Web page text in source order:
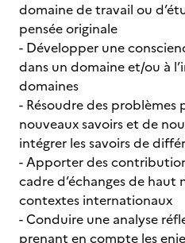
domaine de travail ou
pensée originale
- Développer une
dans un domaine et/ou à
domaines
- Résoudre des
nouveaux savoirs et de
intégrer les savoirs de
- Apporter des
cadre d’échanges de haut
contextes internationaux
- Conduire une analyse
prenant en compte les